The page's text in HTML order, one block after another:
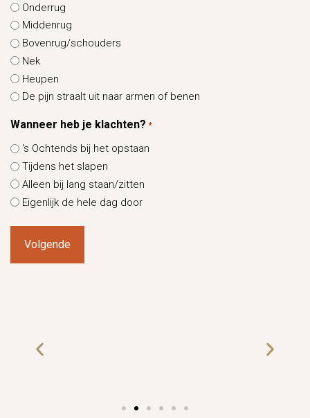
Onderrug
Middenrug
Bovenrug/schouders
Nek
Heupen
De pijn straalt uit naar armen of benen
Wanneer heb je klachten? *
's Ochtends bij het opstaan
Tijdens het slapen
Alleen bij lang staan/zitten
Eigenlijk de hele dag door